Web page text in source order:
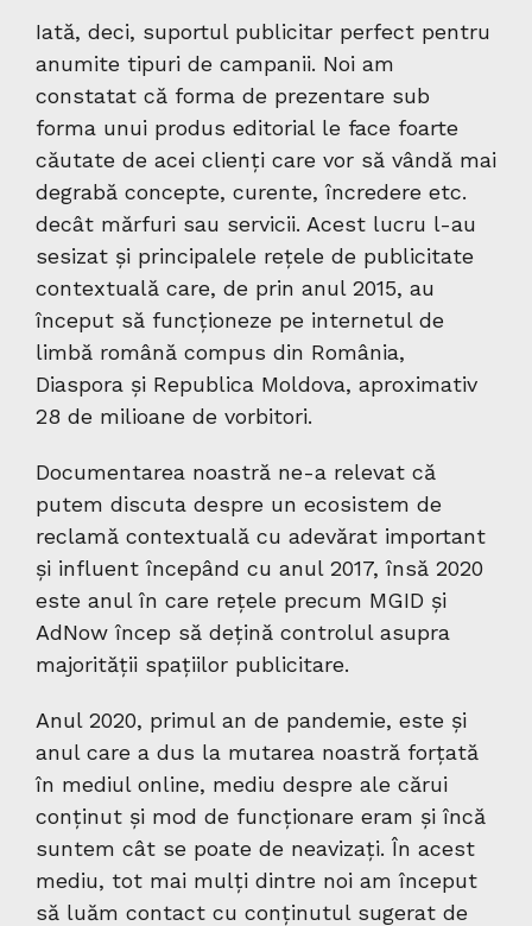
Iată, deci, suportul publicitar perfect pentru
anumite tipuri de campanii. Noi am
constatat că forma de prezentare sub
forma unui produs editorial le face foarte
căutate de acei clienți care vor să vândă mai
degrabă concepte, curente, încredere etc.
decât mărfuri sau servicii. Acest lucru l-au
sesizat și principalele rețele de publicitate
contextuală care, de prin anul 2015, au
început să funcționeze pe internetul de
limbă română compus din România,
Diaspora și Republica Moldova, aproximativ
28 de milioane de vorbitori.
Documentarea noastră ne-a relevat că
putem discuta despre un ecosistem de
reclamă contextuală cu adevărat important
și influent începând cu anul 2017, însă 2020
este anul în care rețele precum MGID și
AdNow încep să dețină controlul asupra
majorității spațiilor publicitare.
Anul 2020, primul an de pandemie, este și
anul care a dus la mutarea noastră forțată
în mediul online, mediu despre ale cărui
conținut și mod de funcționare eram și încă
suntem cât se poate de neavizați. În acest
mediu, tot mai mulți dintre noi am început
să luăm contact cu conținutul sugerat de